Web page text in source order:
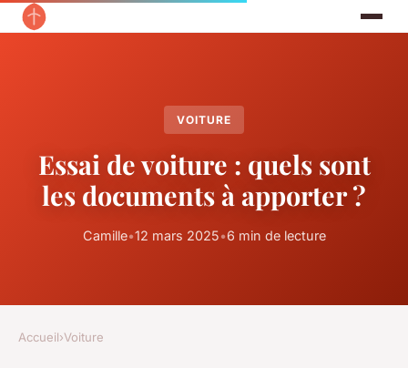
VOITURE
Essai de voiture : quels sont
les documents à apporter ?
Camille•12 mars 2025•6 min de lecture
Accueil›Voiture